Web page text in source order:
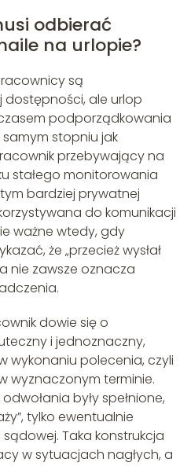
odbierać
na urlopie?
są
dostępności, ale urlop
podporządkowania
stopniu jak
przebywający na
stałego monitorowania
bardziej prywatnej
do komunikacji
ważne wtedy, gdy
że „przecież wysłał
nie zawsze oznacza
dowie się o
i jednoznaczny,
wykonaniu polecenia, czyli
wyznaczonym terminie.
były spełnione,
tylko ewentualnie
Taka konstrukcja
w sytuacjach nagłych, a